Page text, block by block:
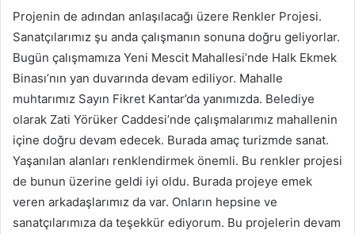
Projenin de adından anlaşılacağı üzere Renkler Projesi.
Sanatçılarımız şu anda çalışmanın sonuna doğru geliyorlar.
Bugün çalışmamıza Yeni Mescit Mahallesi’nde Halk Ekmek
Binası’nın yan duvarında devam ediliyor. Mahalle
muhtarımız Sayın Fikret Kantar’da yanımızda. Belediye
olarak Zati Yörüker Caddesi’nde çalışmalarımız mahallenin
içine doğru devam edecek. Burada amaç turizmde sanat.
Yaşanılan alanları renklendirmek önemli. Bu renkler projesi
de bunun üzerine geldi iyi oldu. Burada projeye emek
veren arkadaşlarımız da var. Onların hepsine ve
sanatçılarımıza da teşekkür ediyorum. Bu projelerin devam